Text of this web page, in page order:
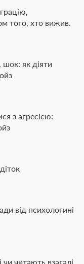
того, хто вижив.
шок: як діяти
з агресією:
від психологині
читають взагалі